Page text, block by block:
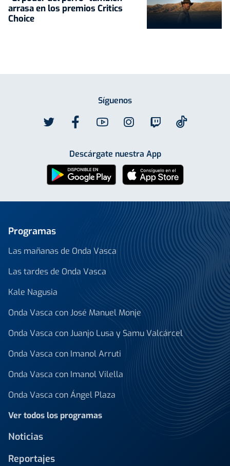
arrasa en los premios Critics
Choice
Síguenos
Descárgate nuestra App
Programas
Las mañanas de Onda Vasca
Las tardes de Onda Vasca
Kale Nagusia
Onda Vasca con José Manuel Monje
Onda Vasca con Juanjo Lusa y Samu Valcárcel
Onda Vasca con Imanol Arruti
Onda Vasca con Imanol Vilella
Onda Vasca con Ángel Plaza
Ver todos los programas
Noticias
Reportajes